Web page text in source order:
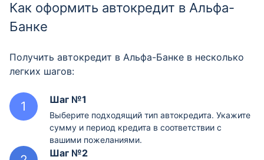
Как оформить автокредит в Альфа-
Банке
Получить автокредит в Альфа-Банке в несколько
легких шагов:
Шаг №1
Выберите подходящий тип автокредита. Укажите
сумму и период кредита в соответствии с
вашими пожеланиями.
Шаг №2